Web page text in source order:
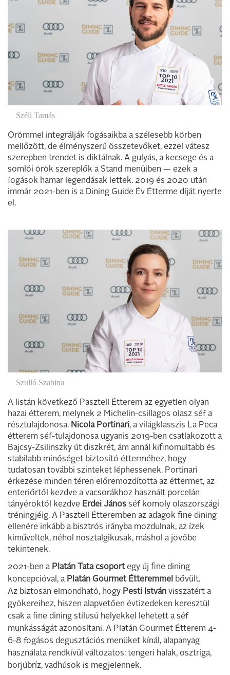
Széll Tamás
Örömmel integrálják fogásaikba a szélesebb körben
mellőzött, de élményszerű összetevőket, ezzel vátesz
szerepben trendet is diktálnak. A gulyás, a kecsege és a
somlói örök szereplők a Stand menüiben — ezek a
fogások hamar legendásak lettek. 2019 és 2020 után
immár 2021-ben is a Dining Guide Év Étterme díját nyerte
el.
Szulló Szabina
A listán következő Pasztell Étterem az egyetlen olyan
hazai étterem, melynek 2 Michelin-csillagos olasz séf a
résztulajdonosa. Nicola Portinari, a világklasszis La Peca
étterem séf-tulajdonosa ugyanis 2019-ben csatlakozott a
Bajcsy-Zsilinszky út diszkrét, ám annál kifinomultabb és
stabilabb minőséget biztosító étterméhez, hogy
tudatosan további szinteket léphessenek. Portinari
érkezése minden téren előremozdította az éttermet, az
enteriőrtől kezdve a vacsorákhoz használt porcelán
tányéroktól kezdve Erdei János séf komoly olaszországi
tréningjéig. A Pasztell Étteremben az adagok fine dining
ellenére inkább a bisztrós irányba mozdulnak, az ízek
kiműveltek, néhol nosztalgikusak, máshol a jövőbe
tekintenek.
2021-ben a Platán Tata csoportegy új fine dining
koncepcióval, a Platán Gourmet Étteremmel
bővült.
Az biztosan elmondható, hogy Pesti István visszatért a
gyökereihez, hiszen alapvetően évtizedeken keresztül
csak a fine dining stílusú helyekkel lehetett a séf
munkásságát azonosítani. A Platán Gourmet Étterem 4-
6-8 fogásos degusztációs menüket kínál, alapanyag
használata rendkívül változatos: tengeri halak, osztriga,
borjúbríz, vadhúsok is megjelennek.